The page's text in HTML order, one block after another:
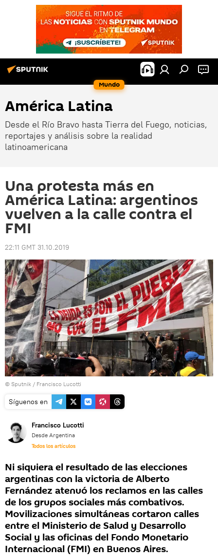
Mundo
América Latina
Desde el Río Bravo hasta Tierra del Fuego, noticias,
reportajes y análisis sobre la realidad
latinoamericana
Una protesta más en
América Latina: argentinos
vuelven a la calle contra el
FMI
22:11 GMT 31.10.2019
© Sputnik / Francisco Lucotti
Síguenos en
Francisco Lucotti
Desde Argentina
Todos los artículos
Ni siquiera el resultado de las elecciones
argentinas con la victoria de Alberto
Fernández atenuó los reclamos en las calles
de los grupos sociales más combativos.
Movilizaciones simultáneas cortaron calles
entre el Ministerio de Salud y Desarrollo
Social y las oficinas del Fondo Monetario
Internacional (FMI) en Buenos Aires.